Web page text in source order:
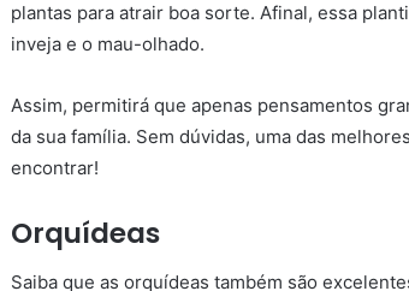
plantas para atrair boa sorte. Afinal, essa
inveja e o mau-olhado.
Assim, permitirá que apenas pensamentos
da sua família. Sem dúvidas, uma das
encontrar!
Orquídeas
Saiba que as orquídeas também são